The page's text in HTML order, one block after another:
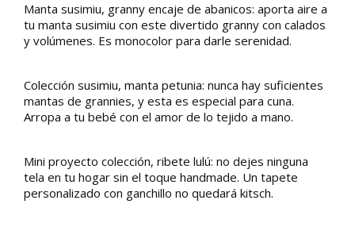
Manta susimiu, granny encaje de abanicos: aporta aire a
tu manta susimiu con este divertido granny con calados
y volúmenes. Es monocolor para darle serenidad.
Colección susimiu, manta petunia: nunca hay suficientes
mantas de grannies, y esta es especial para cuna.
Arropa a tu bebé con el amor de lo tejido a mano.
Mini proyecto colección, ribete lulú: no dejes ninguna
tela en tu hogar sin el toque handmade. Un tapete
personalizado con ganchillo no quedará kitsch.